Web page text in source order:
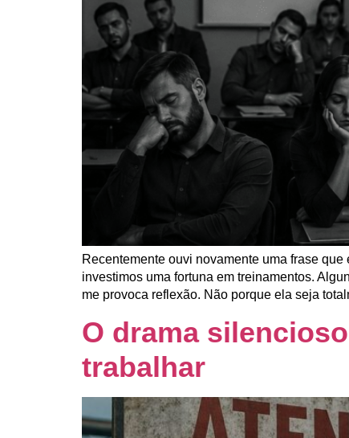
Recentemente ouvi novamente uma frase
investimos uma fortuna em treinamentos.
me provoca reflexão. Não porque ela seja
O drama
trabalhar